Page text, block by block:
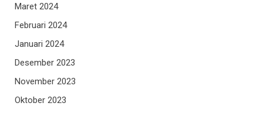
Maret 2024
Februari 2024
Januari 2024
Desember 2023
November 2023
Oktober 2023